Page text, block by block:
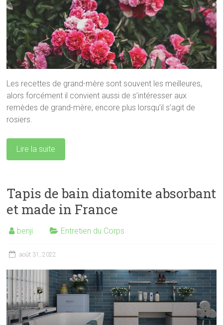
Les recettes de grand-mère sont souvent les meilleures,
alors forcément il convient aussi de s’intéresser aux
remèdes de grand-mère, encore plus lorsqu’il s’agit de
rosiers.
Lire la suite
Tapis de bain diatomite absorbant
et made in France
benji Entretien du Corps
août 31, 2022